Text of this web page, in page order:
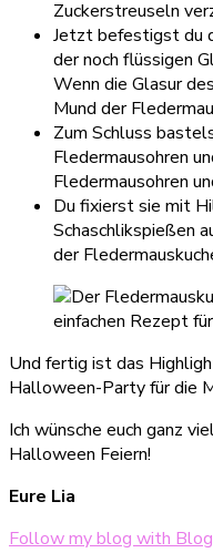
Zuckerstreuseln
Jetzt befestigst du
der noch flüssigen
Wenn die Glasur
Mund der
Zum Schluss
Fledermausohren
Fledermausohren
Du fixierst sie mit
Schaschlikspießen
der
Und fertig ist das
Halloween-Party für die
Ich wünsche euch ganz
Halloween Feiern!
Eure Lia
Follow my blog with